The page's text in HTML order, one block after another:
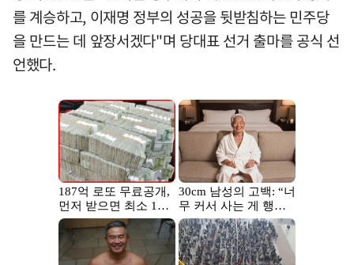
를 계승하고, 이재명 정부의 성공을 뒷받침하는 민주당
을 만드는 데 앞장서겠다"며 당대표 선거 출마를 공식 선
언했다.